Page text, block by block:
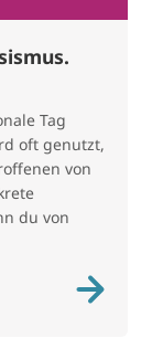
Tag
oft genutzt,
von
du von